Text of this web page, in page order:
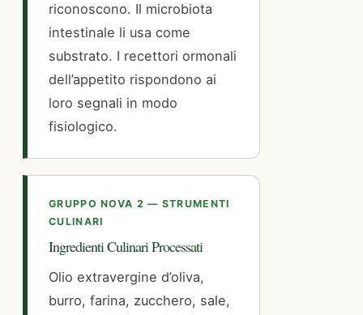
riconoscono. Il microbiota
intestinale li usa come
substrato. I recettori ormonali
dell’appetito rispondono ai
loro segnali in modo
fisiologico.
GRUPPO NOVA 2 — STRUMENTI
CULINARI
Ingredienti Culinari Processati
Olio extravergine d’oliva,
burro, farina, zucchero, sale,